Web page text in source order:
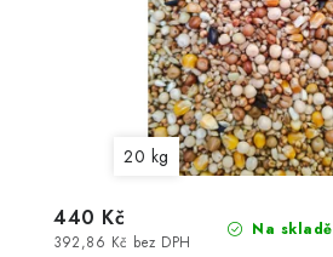
20 kg
Na skladě
392,86 Kč bez DPH
440 Kč